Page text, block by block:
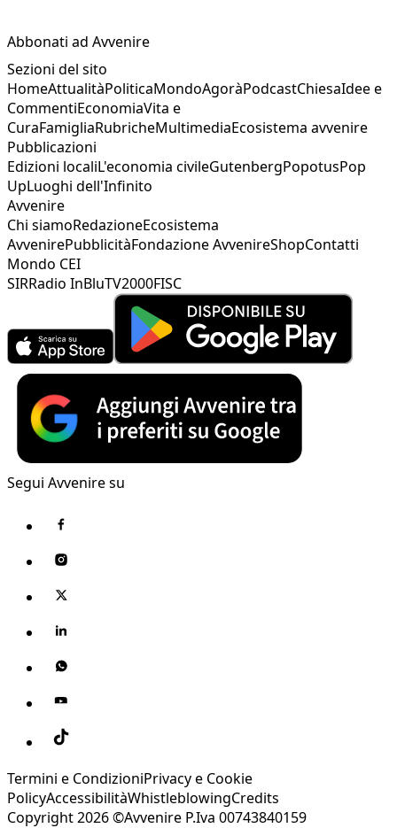
Abbonati ad Avvenire
Sezioni del sito
HomeAttualitàPoliticaMondoAgoràPodcastChiesaIdee e
CommentiEconomiaVita e
CuraFamigliaRubricheMultimediaEcosistema avvenire
Pubblicazioni
Edizioni localiL'economia civileGutenbergPopotusPop
UpLuoghi dell'Infinito
Avvenire
Chi siamoRedazioneEcosistema
AvvenirePubblicitàFondazione AvvenireShopContatti
Mondo CEI
SIRRadio InBluTV2000FISC
Segui Avvenire su
Termini e CondizioniPrivacy e Cookie
PolicyAccessibilitàWhistleblowingCredits
Copyright 2026 ©Avvenire P.Iva 00743840159